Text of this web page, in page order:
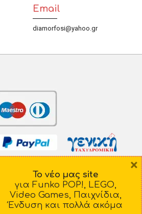
Email
diamorfosi@yahoo.gr
Πληροφορίες
Τρόποι Πληρωμής
Το νέο μας site
για Funko POP!, LEGO,
Video Games, Παιχνίδια,
Ένδυση και πολλά ακόμα
×